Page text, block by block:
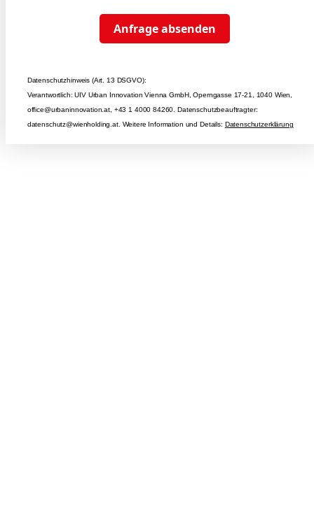
Anfrage absenden
Datenschutzhinweis (Art. 13 DSGVO):
Verantwortlich: UIV Urban Innovation Vienna GmbH, Operngasse 17-21, 1040 Wien,
office@urbaninnovation.at, +43 1 4000 84260. Datenschutzbeauftragter:
datenschutz@wienholding.at. Weitere Information und Details: Datenschutzerklärung